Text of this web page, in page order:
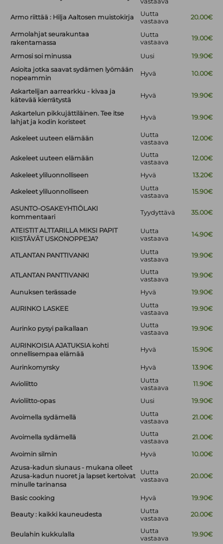
Armo riittää : Hilja Aaltosen muistokirja
Uutta
vastaava
20.00€
Armolahjat seurakuntaa
rakentamassa
Uutta
vastaava
19.00€
Armosi soi minussa Uusi
19.90€
Asioita jotka saavat sydämen lyömään
nopeammin
Hyvä 10.00€
Askartelijan aarrearkku - kivaa ja
kätevää kierrätystä
Hyvä 19.90€
Askartelun pikkujättiläinen. Tee itse
lahjat ja kodin koristeet
Hyvä 19.90€
Askeleet uuteen elämään
Uutta
vastaava
12.00€
Askeleet uuteen elämään
Uutta
vastaava
12.00€
Askeleet yliluonnolliseen Hyvä 13.20€
Askeleet yliluonnolliseen
Uutta
vastaava
15.90€
ASUNTO-OSAKEYHTIÖLAKI
kommentaari
Tyydyttävä 35.00€
ATEISTIT ALTTARILLA MIKSI PAPIT
KIISTÄVÄT USKONOPPEJA?
Uutta
vastaava
14.90€
ATLANTAN PANTTIVANKI
Uutta
vastaava
19.90€
ATLANTAN PANTTIVANKI
Uutta
vastaava
19.90€
Aunuksen terässade Hyvä 19.90€
AURINKO LASKEE
Uutta
vastaava
19.90€
Aurinko pysyi paikallaan
Uutta
vastaava
19.90€
AURINKOISIA AJATUKSIA kohti
onnellisempaa elämää
Hyvä 15.90€
Aurinkomyrsky Hyvä 13.90€
Avioliitto
Uutta
vastaava
11.90€
Avioliitto-opas Uusi 19.90€
Avoimella sydämellä
Uutta
vastaava
21.00€
Avoimella sydämellä
Uutta
vastaava
21.00€
Avoimin silmin Hyvä
10.00€
Azusa-kadun siunaus - mukana olleet
Azusa-kadun nuoret ja lapset kertoivat
minulle tarinansa
Uutta
vastaava
20.00€
Basic cooking Hyvä 19.90€
Beauty : kaikki kauneudesta
Uutta
vastaava
20.00€
Beulahin kukkulalla
Uutta
vastaava
19.90€